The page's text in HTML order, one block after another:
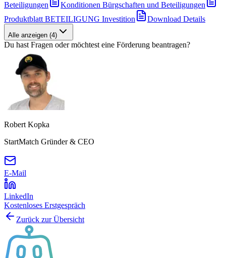
Beteiligungen
Konditionen Bürgschaften und Beteiligungen
Produktblatt BETEILIGUNG Investition
Download Details
Alle anzeigen (4)
Du hast Fragen oder möchtest eine Förderung beantragen?
Robert Kopka
StartMatch Gründer & CEO
E-Mail
LinkedIn
Kostenloses Erstgespräch
Zurück zur Übersicht